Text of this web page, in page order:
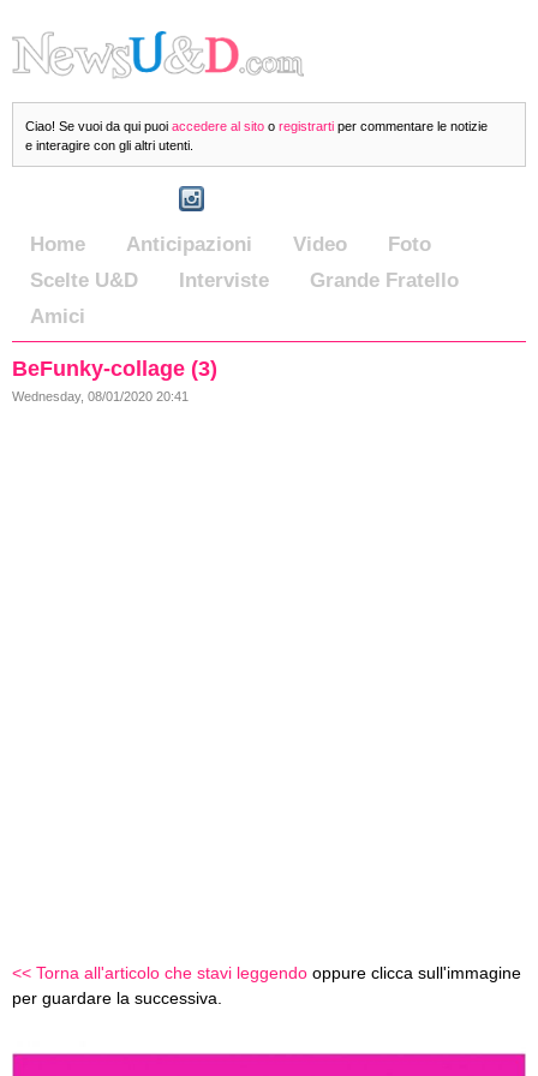
Ciao! Se vuoi da qui puoi accedere al sito o registrarti per commentare le notizie
e interagire con gli altri utenti.
Home Anticipazioni Video
Foto
Scelte U&D
Interviste
Grande Fratello
Amici
BeFunky-collage (3)
Wednesday, 08/01/2020 20:41
<< Torna all'articolo che stavi leggendo oppure clicca sull'immagine
per guardare la successiva.